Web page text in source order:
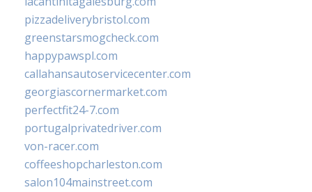
pizzadeliverybristol.com
greenstarsmogcheck.com
happypawspl.com
callahansautoservicecenter.com
georgiascornermarket.com
perfectfit24-7.com
portugalprivatedriver.com
von-racer.com
coffeeshopcharleston.com
salon104mainstreet.com